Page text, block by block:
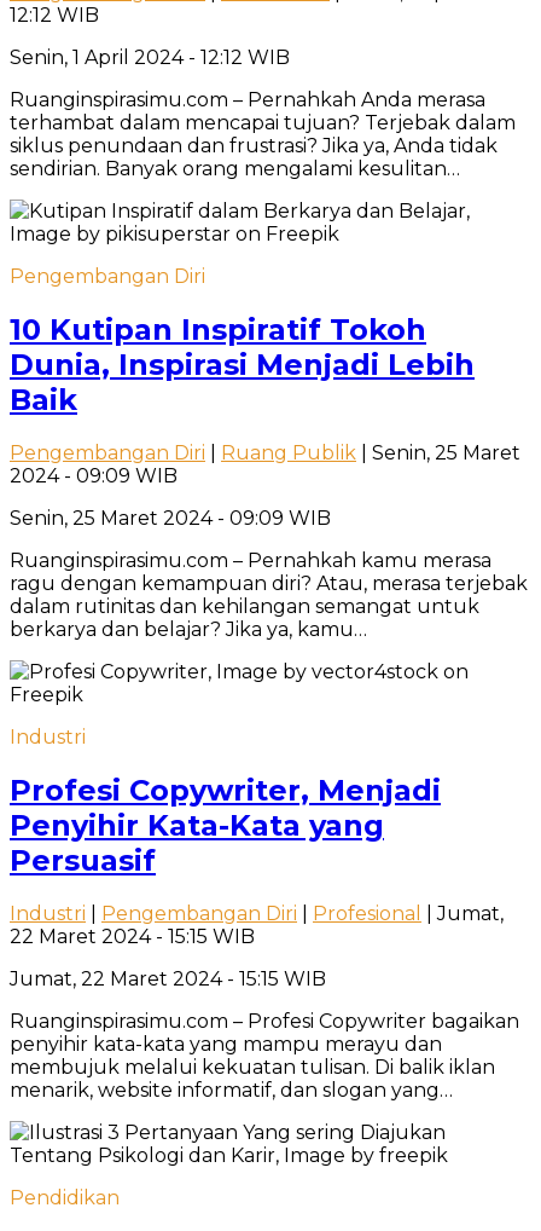
12:12 WIB
Senin, 1 April 2024 - 12:12 WIB
Ruanginspirasimu.com – Pernahkah Anda merasa
terhambat dalam mencapai tujuan? Terjebak dalam
siklus penundaan dan frustrasi? Jika ya, Anda tidak
sendirian. Banyak orang mengalami kesulitan…
Pengembangan Diri
10 Kutipan Inspiratif Tokoh
Dunia, Inspirasi Menjadi Lebih
Baik
Pengembangan Diri Ruang Publik | Senin, 25 Maret
2024 - 09:09 WIB
Senin, 25 Maret 2024 - 09:09 WIB
Ruanginspirasimu.com – Pernahkah kamu merasa
ragu dengan kemampuan diri? Atau, merasa terjebak
dalam rutinitas dan kehilangan semangat untuk
berkarya dan belajar? Jika ya, kamu…
Industri
Profesi Copywriter, Menjadi
Penyihir Kata-Kata yang
Persuasif
Industri Pengembangan Diri Profesional
| Jumat,
22 Maret 2024 - 15:15 WIB
Jumat, 22 Maret 2024 - 15:15 WIB
Ruanginspirasimu.com – Profesi Copywriter bagaikan
penyihir kata-kata yang mampu merayu dan
membujuk melalui kekuatan tulisan. Di balik iklan
menarik, website informatif, dan slogan yang…
Pendidikan